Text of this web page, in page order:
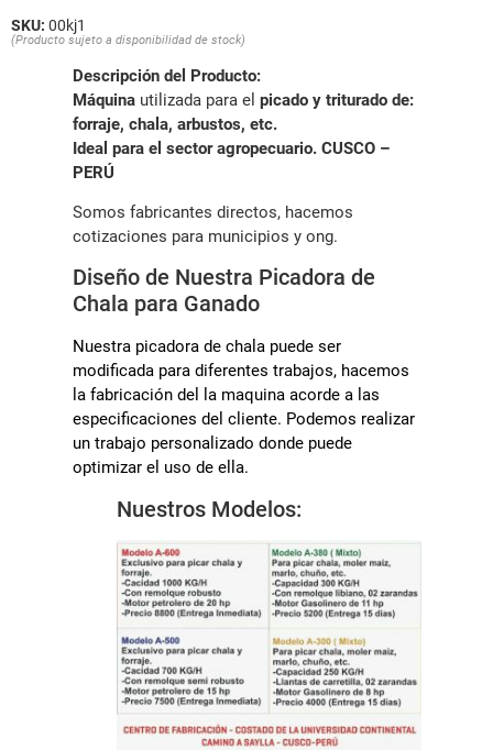
SKU: 00kj1
(Producto sujeto a disponibilidad de stock)
Descripción del Producto:
Máquina utilizada para el picado y triturado de:
forraje, chala, arbustos, etc.
Ideal para el sector agropecuario. CUSCO –
PERÚ
Somos fabricantes directos, hacemos
cotizaciones para municipios y ong.
Diseño de Nuestra Picadora de
Chala para Ganado
Nuestra picadora de chala puede ser
modificada para diferentes trabajos, hacemos
la fabricación del la maquina acorde a las
especificaciones del cliente. Podemos realizar
un trabajo personalizado donde puede
optimizar el uso de ella.
Nuestros Modelos: